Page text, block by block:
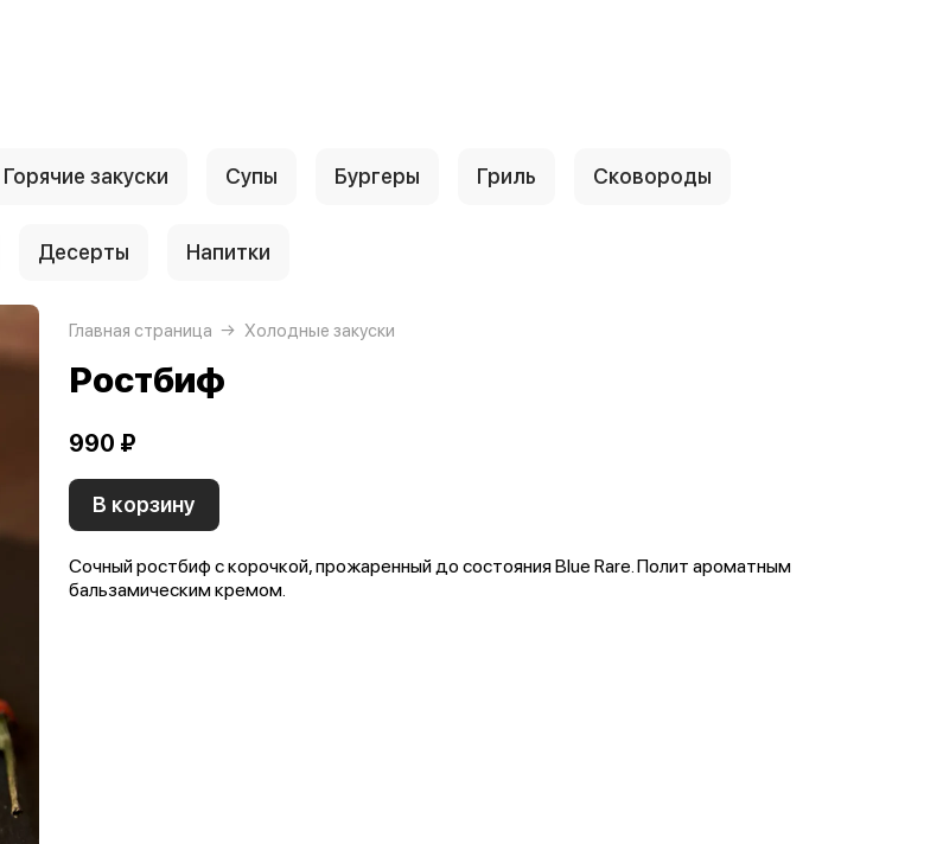
Горячие закуски Супы Бургеры Гриль Сковороды
Десерты Напитки
Главная страница Холодные закуски
Ростбиф
990 ₽
В корзину
Сочный ростбиф с корочкой, прожаренный до состояния Blue Rare. Полит ароматным
бальзамическим кремом.